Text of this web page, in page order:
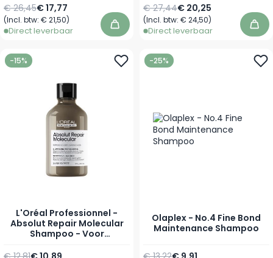
Vanaf
€ 17,77
Normale prijs
€ 26,45
(Incl. btw: € 21,50)
Direct leverbaar In winkelwagen
Vanaf
€ 20,25
Normale prijs
€ 27,44
(Incl. btw: € 24,50)
Direct leverbaar In
-15%
L'Oréal Professionnel -
Absolut Repair Molecular
Shampoo - Voor
Vanaf
Normale prijs
-25%
Olaplex - No.4 Fine Bond
Maintenance Shampoo
Vanaf
Normale prijs